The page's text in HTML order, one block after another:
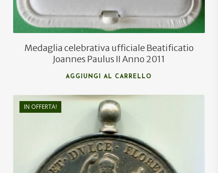
Medaglia celebrativa ufficiale Beatificatio
Joannes Paulus II Anno 2011
AGGIUNGI AL CARRELLO
IN OFFERTA!